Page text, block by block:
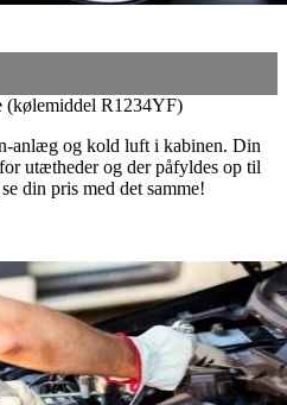
(kølemiddel R1234YF)
anlæg og kold luft i kabinen. Din
utætheder og der påfyldes op til
din pris med det samme!